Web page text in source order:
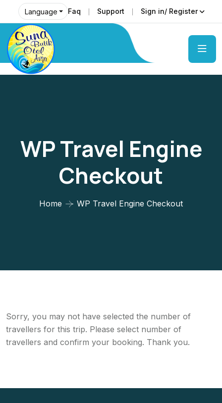
Language Faq Support Sign in/ Register
WP Travel Engine
Checkout
Home WP Travel Engine Checkout
Sorry, you may not have selected the number of
travellers for this trip. Please select number of
travellers and confirm your booking. Thank you.